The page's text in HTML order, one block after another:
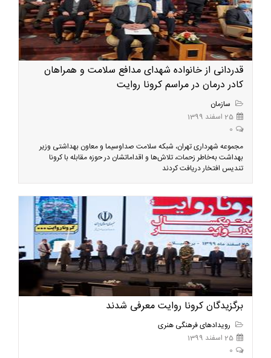
قدردانی از خانواده شهدای مدافع سلامت و همراهان
کادر درمان در مراسم کرونا روایت
سازمان
25 اسفند 1399
0
مجموعه شهرداری تهران، شبکه سلامت صداوسیما و معاون بهداشتی وزیر
بهداشت به‌خاطر زحمات، تلاش‌ها و اقداماتشان در حوزه مقابله با کرونا
تندیس افتخار دریافت کردند
برگزیدگان کرونا روایت معرفی شدند
رویدادهای فرهنگی هنری
25 اسفند 1399
0